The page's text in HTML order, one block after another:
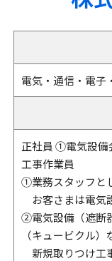
電気・通信・電子
正社員 ①電気設
工事作業員
①業務スタッフと
お客さまは電気
②電気設備（遮断
（キュービクル）
新規取りつけ工